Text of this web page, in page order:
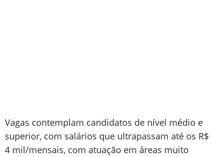
Vagas contemplam candidatos de nível médio e
superior, com salários que ultrapassam até os R$
4 mil/mensais, com atuação em áreas muito